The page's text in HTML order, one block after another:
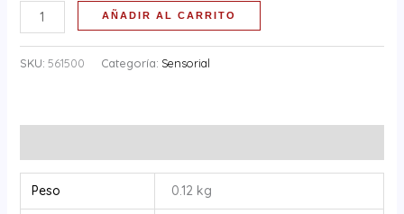
AÑADIR AL CARRITO
SKU: 561500 Categoría: Sensorial
Peso 0.12 kg